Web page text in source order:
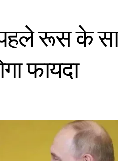
पहले रूस के
फायदा